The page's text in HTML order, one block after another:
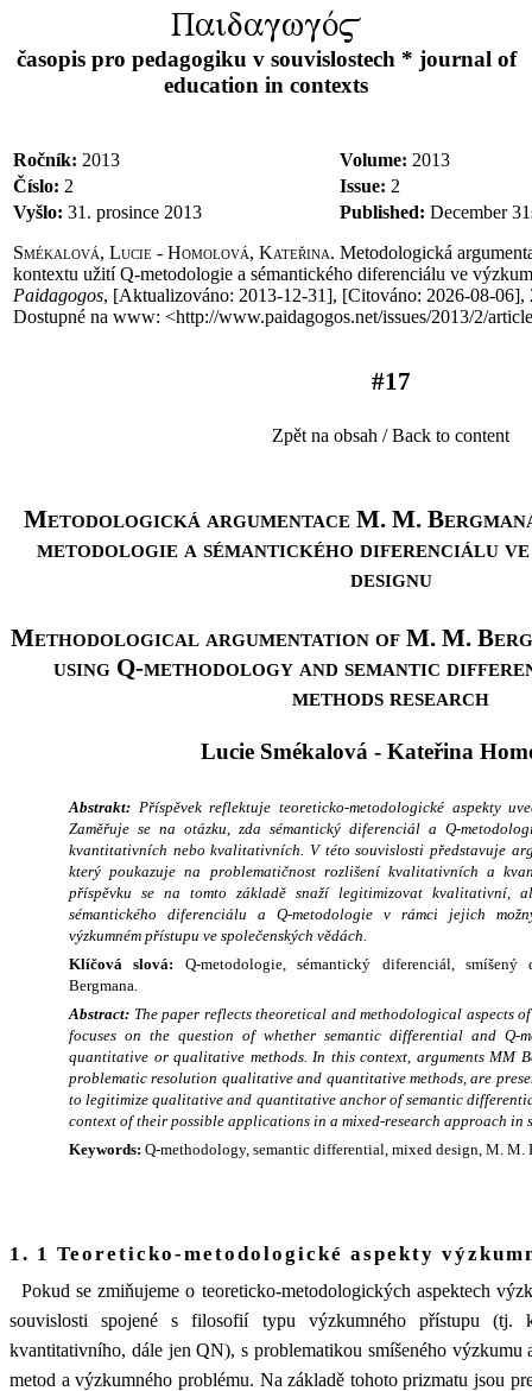
PaidagwgÒ$
časopis pro pedagogiku v souvislostech * journal of
education in contexts
Ročník: 2013 Volume: 2013
Číslo: 2 Issue: 2
Vyšlo: 31. prosince 2013 Published: December
Smékalová, Lucie - Homolová, Kateřina. Metodologická
kontextu užití Q-metodologie a sémantického diferenciálu ve
Paidagogos, [Aktualizováno: 2013-12-31], [Citováno: 2026-08-06],
Dostupné na www: <http://www.paidagogos.net/issues/2013/2/
#17
Zpět na obsah / Back to content
Metodologická argumentace M. M.
metodologie a sémantického diferenciálu ve
designu
Methodological argumentation of M. M.
using Q-methodology and semantic
methods research
Lucie Smékalová - Kateřina
Abstrakt: Příspěvek reflektuje teoreticko-metodologické aspekty
Zaměřuje se na otázku, zda sémantický diferenciál a Q-
kvantitativních nebo kvalitativních. V této souvislosti představuje
který poukazuje na problematičnost rozlišení kvalitativních a
příspěvku se na tomto základě snaží legitimizovat kvalitativní,
sémantického diferenciálu a Q-metodologie v rámci jejich
výzkumném přístupu ve společenských vědách.
Klíčová slová: Q-metodologie, sémantický diferenciál,
Bergmana.
Abstract: The paper reflects theoretical and methodological aspects
focuses on the question of whether semantic differential and Q-
quantitative or qualitative methods. In this context, arguments MM
problematic resolution qualitative and quantitative methods, are
to legitimize qualitative and quantitative anchor of semantic
context of their possible applications in a mixed-research approach in
Keywords: Q-methodology, semantic differential, mixed design, M. M.
1. 1 Teoreticko-metodologické aspekty
Pokud se zmiňujeme o teoreticko-metodologických aspektech
souvislosti spojené s filosofií typu výzkumného přístupu
kvantitativního, dále jen QN), s problematikou smíšeného výzkumu
metod a výzkumného problému. Na základě tohoto prizmatu jsou